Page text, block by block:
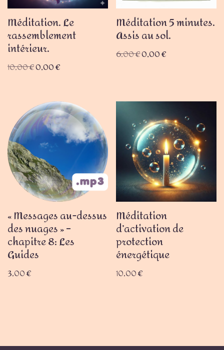
Méditation. Le
rassemblement
intérieur.
10,00€0,00€
Méditation 5 minutes.
Assis au sol.
6,00€0,00€
« Messages au-dessus
des nuages » –
chapitre 8: Les
Guides
3,00€
Méditation
d’activation de
protection
énergétique
10,00€